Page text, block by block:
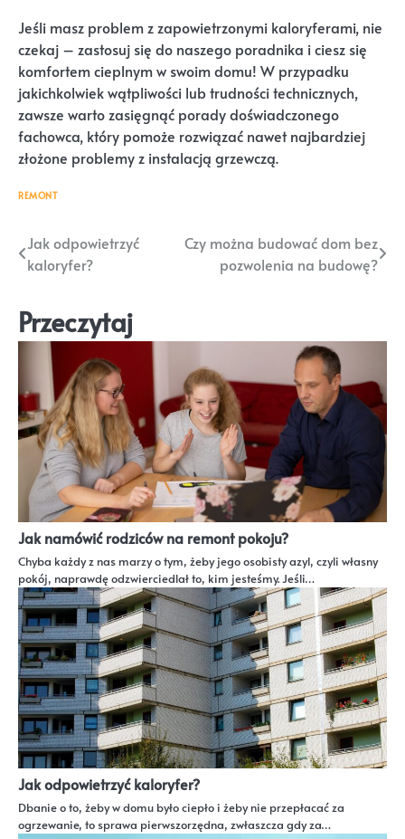
Jeśli masz problem z zapowietrzonymi kaloryferami, nie
czekaj – zastosuj się do naszego poradnika i ciesz się
komfortem cieplnym w swoim domu! W przypadku
jakichkolwiek wątpliwości lub trudności technicznych,
zawsze warto zasięgnąć porady doświadczonego
fachowca, który pomoże rozwiązać nawet najbardziej
złożone problemy z instalacją grzewczą.
REMONT
Nawigacja
wpisu
Jak odpowietrzyć
kaloryfer?
Czy można budować dom bez
pozwolenia na budowę?
Przeczytaj
Jak namówić rodziców na remont pokoju?
Chyba każdy z nas marzy o tym, żeby jego osobisty azyl, czyli własny
pokój, naprawdę odzwierciedlał to, kim jesteśmy. Jeśli…
Jak odpowietrzyć kaloryfer?
Dbanie o to, żeby w domu było ciepło i żeby nie przepłacać za
ogrzewanie, to sprawa pierwszorzędna, zwłaszcza gdy za…